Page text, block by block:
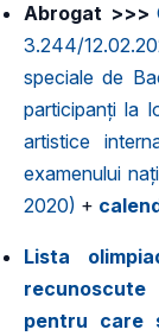
Abrogat >>>
3.244/
speciale de
participanți la
artistice
examenului
2020) +
Lista
pentru care